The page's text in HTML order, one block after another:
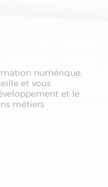
numérique,
et vous
et le
métiers